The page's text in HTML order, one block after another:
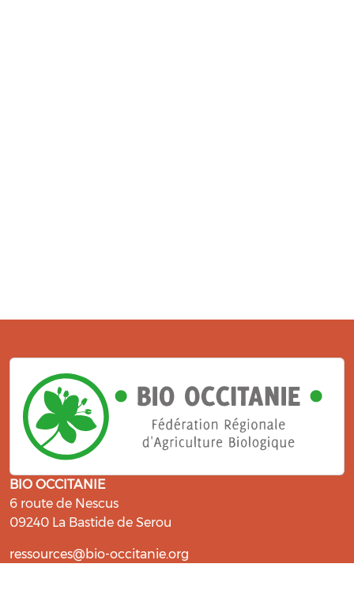
BIO OCCITANIE
6 route de Nescus
09240 La Bastide de Serou
ressources@bio-occitanie.org